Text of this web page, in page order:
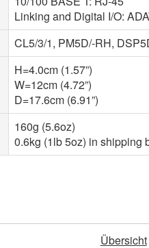
Linking and Digital I/O:
CL5/3/1, PM5D/-RH,
H=4.0cm (1.57”)
W=12cm (4.72”)
D=17.6cm (6.91”)
160g (5.6oz)
0.6kg (1lb 5oz) in shipping
Übersicht